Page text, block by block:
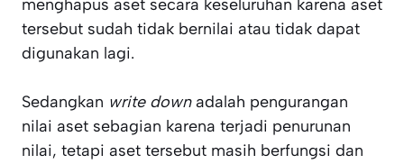
menghapus aset secara keseluruhan karena aset
tersebut sudah tidak bernilai atau tidak dapat
digunakan lagi.
Sedangkan write downadalah pengurangan
nilai aset sebagian karena terjadi penurunan
nilai, tetapi aset tersebut masih berfungsi dan